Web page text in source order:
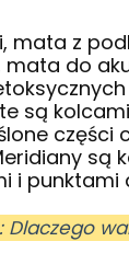
mata z
mata do
są
części
są
i punktami
Dlaczego